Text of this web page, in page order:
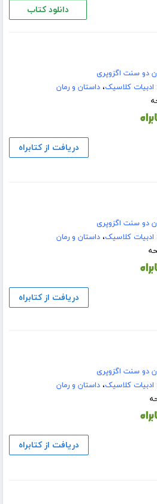
دانلود کتاب
دو سنت اگزوپری
ادبیات کلاسیک،داستان و رمان
دریافت از کتابراه
دو سنت اگزوپری
ادبیات کلاسیک،داستان و رمان
دریافت از کتابراه
دو سنت اگزوپری
ادبیات کلاسیک،داستان و رمان
دریافت از کتابراه